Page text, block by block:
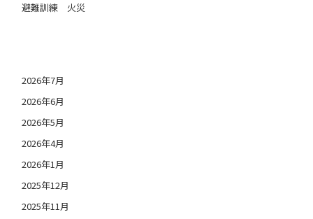
避難訓練 火災
2026年7月
2026年6月
2026年5月
2026年4月
2026年1月
2025年12月
2025年11月